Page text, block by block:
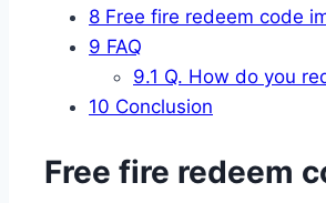
8 Free fire redeem code
9 FAQ
9.1 Q. How do you
10 Conclusion
Free fire redeem